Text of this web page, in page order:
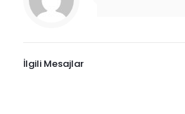
İlgili Mesajlar